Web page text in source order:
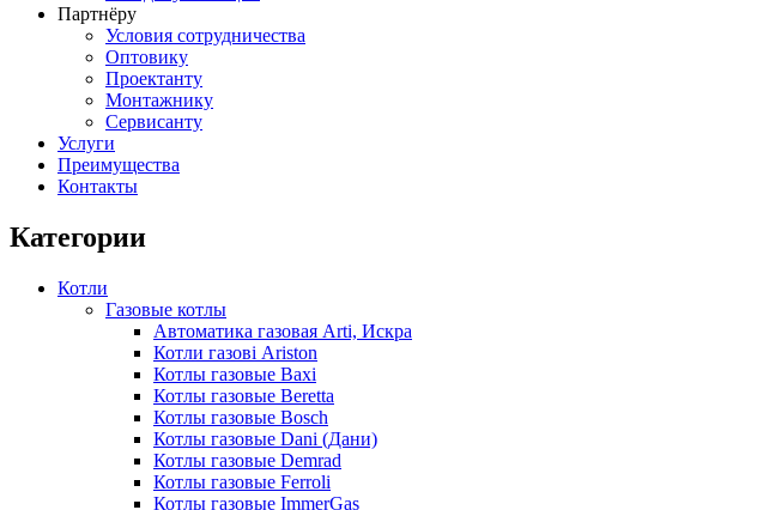
Партнёру
Условия сотрудничества
Оптовику
Проектанту
Монтажнику
Сервисанту
Услуги
Преимущества
Контакты
Категории
Котли
Газовые котлы
Автоматика газовая Arti, Искра
Котли газові Ariston
Котлы газовые Baxi
Котлы газовые Beretta
Котлы газовые Bosch
Котлы газовые Dani (Дани)
Котлы газовые Demrad
Котлы газовые Ferroli
Котлы газовые ImmerGas